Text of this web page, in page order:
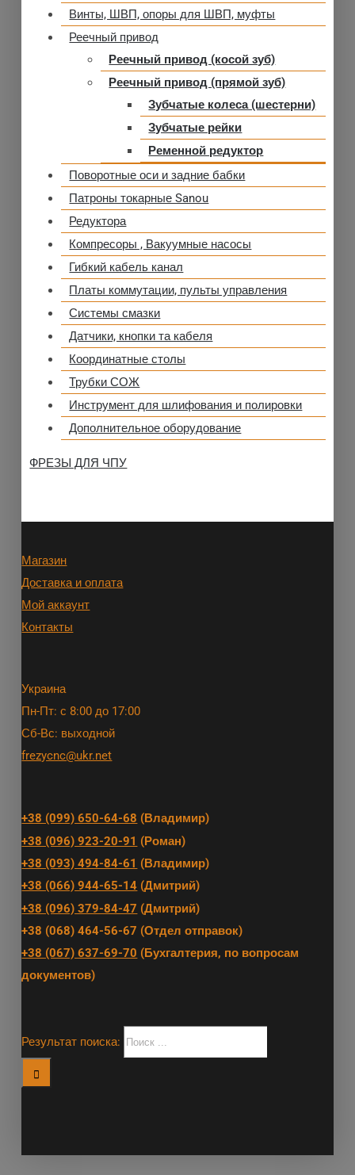
Винты, ШВП, опоры для ШВП, муфты
Реечный привод
Реечный привод (косой зуб)
Реечный привод (прямой зуб)
Зубчатые колеса (шестерни)
Зубчатые рейки
Ременной редуктор
Поворотные оси и задние бабки
Патроны токарные Sanou
Редуктора
Компресоры , Вакуумные насосы
Гибкий кабель канал
Платы коммутации, пульты управления
Системы смазки
Датчики, кнопки та кабеля
Координатные столы
Трубки СОЖ
Инструмент для шлифования и полировки
Дополнительное оборудование
ФРЕЗЫ ДЛЯ ЧПУ
Магазин
Доставка и оплата
Мой аккаунт
Контакты
Украина
Пн-Пт: с 8:00 до 17:00
Сб-Вс: выходной
frezycnc@ukr.net
+38 (099) 650-64-68 (Владимир)
+38 (096) 923-20-91 (Роман)
+38 (093) 494-84-61 (Владимир)
+38 (066) 944-65-14 (Дмитрий)
+38 (096) 379-84-47 (Дмитрий)
+38 (068) 464-56-67 (Отдел отправок)
+38 (067) 637-69-70 (Бухгалтерия, по вопросам
документов)
Результат поиска: